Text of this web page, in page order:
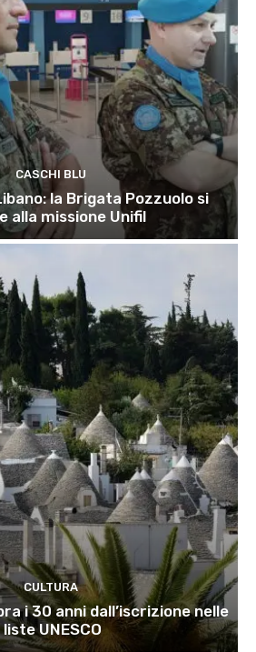
CASCHI BLU
la Brigata Pozzuolo si
alla missione Unifil
CULTURA
i 30 anni dall’iscrizione nelle
liste UNESCO